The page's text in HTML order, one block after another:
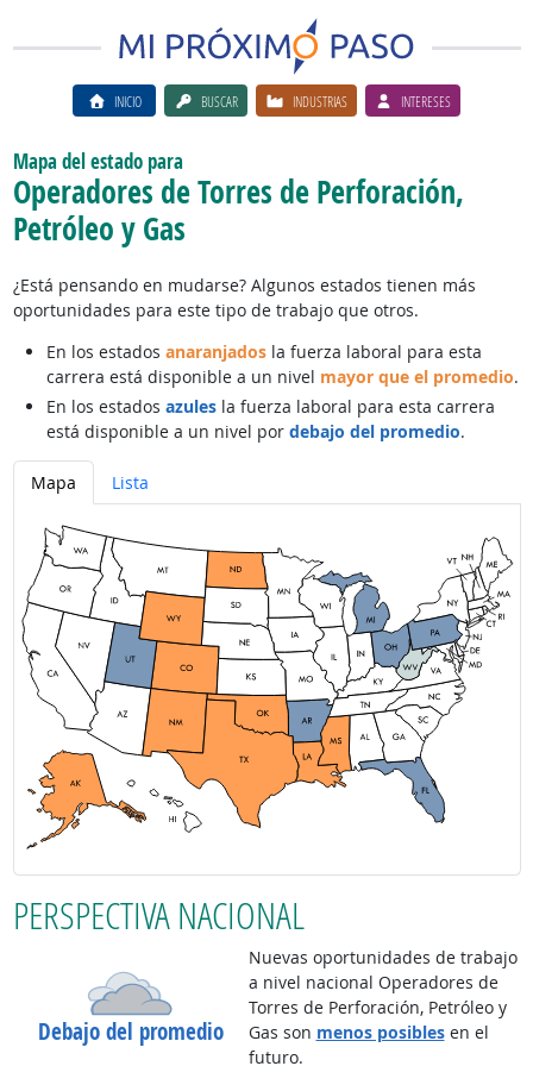
INICIO BUSCAR INDUSTRIAS INTERESES
Mapa del estado para
Operadores de Torres de Perforación,
Petróleo y Gas
¿Está pensando en mudarse? Algunos estados tienen más
oportunidades para este tipo de trabajo que otros.
En los estados anaranjadosla fuerza laboral para esta
carrera está disponible a un nivel mayor que el promedio.
En los estados azulesla fuerza laboral para esta carrera
está disponible a un nivel por debajo del promedio.
Mapa Lista
PERSPECTIVA NACIONAL
Debajo del promedio
Nuevas oportunidades de trabajo
a nivel nacional Operadores de
Torres de Perforación, Petróleo y
Gas son menos posiblesen el
futuro.